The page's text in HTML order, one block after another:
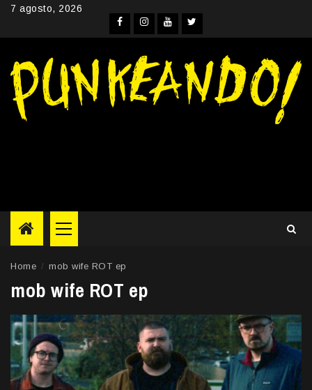
Skip7 agosto, 2026
Facebook
Instagram
YouTube
Twitter
Primary
Menu
Home mob wife ROT ep
mob wife ROT ep